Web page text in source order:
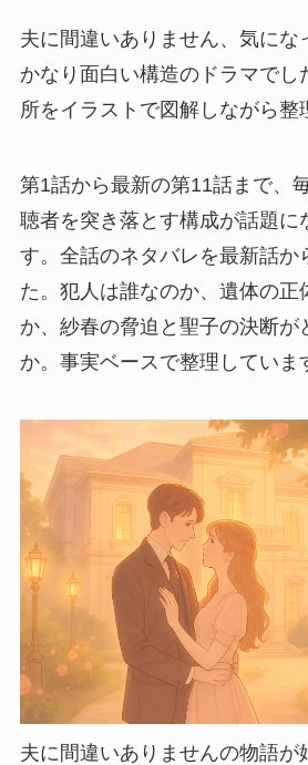
夫に間違いありません、気にな
かなり面白い構造のドラマでし
所をイラストで図解しながら整
第1話から最新の第11話まで、
聴者を突き落とす構成が話題に
す。全話のネタバレを最新話か
た。犯人は誰なのか、遺体の正
か、紗春の脅迫と聖子の決断が
か。事実ベースで整理していま
夫に間違いありませんの物語